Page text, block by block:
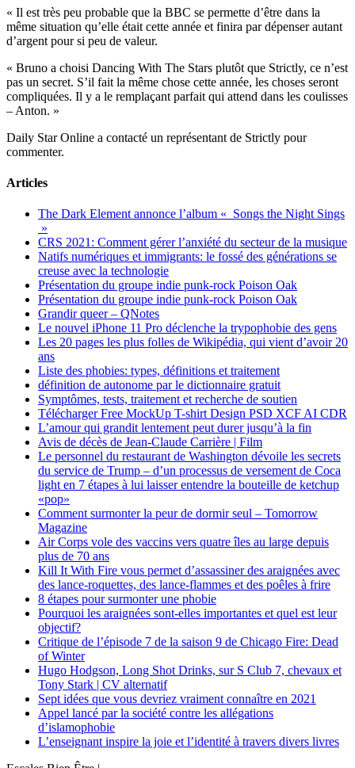
« Il est très peu probable que la BBC se permette d’être dans la
même situation qu’elle était cette année et finira par dépenser autant
d’argent pour si peu de valeur.
« Bruno a choisi Dancing With The Stars plutôt que Strictly, ce n’est
pas un secret. S’il fait la même chose cette année, les choses seront
compliquées. Il y a le remplaçant parfait qui attend dans les coulisses
– Anton. »
Daily Star Online a contacté un représentant de Strictly pour
commenter.
Articles
The Dark Element annonce l’album « Songs the Night Sings
»
CRS 2021: Comment gérer l’anxiété du secteur de la musique
Natifs numériques et immigrants: le fossé des générations se
creuse avec la technologie
Présentation du groupe indie punk-rock Poison Oak
Présentation du groupe indie punk-rock Poison Oak
Grandir queer – QNotes
Le nouvel iPhone 11 Pro déclenche la trypophobie des gens
Les 20 pages les plus folles de Wikipédia, qui vient d’avoir 20
ans
Liste des phobies: types, définitions et traitement
définition de autonome par le dictionnaire gratuit
Symptômes, tests, traitement et recherche de soutien
Télécharger Free MockUp T-shirt Design PSD XCF AI CDR
L’amour qui grandit lentement peut durer jusqu’à la fin
Avis de décès de Jean-Claude Carrière | Film
Le personnel du restaurant de Washington dévoile les secrets
du service de Trump – d’un processus de versement de Coca
light en 7 étapes à lui laisser entendre la bouteille de ketchup
«pop»
Comment surmonter la peur de dormir seul – Tomorrow
Magazine
Air Corps vole des vaccins vers quatre îles au large depuis
plus de 70 ans
Kill It With Fire vous permet d’assassiner des araignées avec
des lance-roquettes, des lance-flammes et des poêles à frire
8 étapes pour surmonter une phobie
Pourquoi les araignées sont-elles importantes et quel est leur
objectif?
Critique de l’épisode 7 de la saison 9 de Chicago Fire: Dead
of Winter
Hugo Hodgson, Long Shot Drinks, sur S Club 7, chevaux et
Tony Stark | CV alternatif
Sept idées que vous devriez vraiment connaître en 2021
Appel lancé par la société contre les allégations
d’islamophobie
L’enseignant inspire la joie et l’identité à travers divers livres